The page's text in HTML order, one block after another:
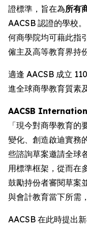
證標準，旨在為所有
AACSB 認證的學校
何商學院均可藉此指
僱主及高等教育界持
適逢 AACSB 成立
進全球商學教育質素
AACSB
「現今對商學教育
變化、創造啟迪實務
些諮詢草案邀請全球
用標準框架，從而在
鼓勵持份者審閱草案
與會計教育當下所需
AACSB 在此時提出